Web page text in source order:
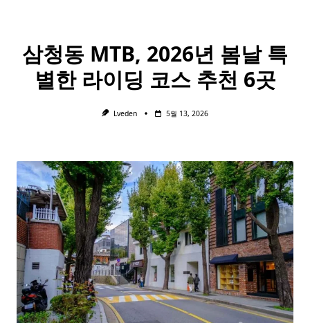
삼청동 MTB, 2026년 봄날 특
별한 라이딩 코스 추천 6곳
Lveden 5월 13, 2026